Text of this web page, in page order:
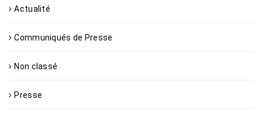
Actualité
Communiqués de Presse
Non classé
Presse